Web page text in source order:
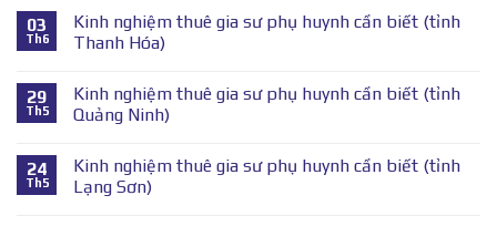
03
Th6
Kinh nghiệm thuê gia sư phụ huynh cần biết (tỉnh
Thanh Hóa)
29
Th5
Kinh nghiệm thuê gia sư phụ huynh cần biết (tỉnh
Quảng Ninh)
24
Th5
Kinh nghiệm thuê gia sư phụ huynh cần biết (tỉnh
Lạng Sơn)